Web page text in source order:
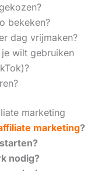
bekeken?
dag vrijmaken?
wilt gebruiken
marketing
marketing?
nodig?